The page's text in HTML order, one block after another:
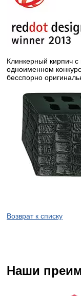
Клинкерный кирпич
одноименном
бесспорно
Возврат к списку
Наши